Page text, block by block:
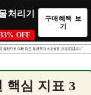
07
00
SEC
07
SEC
07
SEC
처리기
구매혜택 보
기
33% OFF
핵심 지표 3